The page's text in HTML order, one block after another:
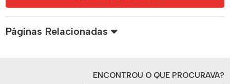
Páginas Relacionadas
ENCONTROU O QUE PROCURAVA?